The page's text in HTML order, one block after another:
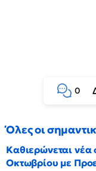
0
Όλες οι
Καθιερώνεται νέα
Οκτωβρίου με